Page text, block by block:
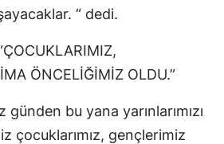
Malatya
Manisa
Mardin
“ dedi.
ÖNCELİĞİMİZ OLDU.”
bu yana yarınlarımızı
çocuklarımız, gençlerimiz